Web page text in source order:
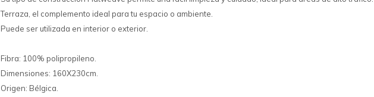
Terraza, el complemento ideal para tu espacio o ambiente.
Puede ser utilizada en interior o exterior.
Fibra: 100% polipropileno.
Dimensiones: 160X230cm.
Origen: Bélgica.